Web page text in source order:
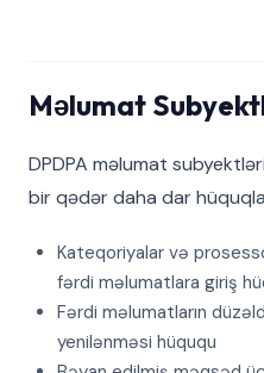
Məlumat
DPDPA məlumat
bir qədər daha dar
Kateqoriyalar və
fərdi məlumatlara giriş
Fərdi məlumatların
yenilənməsi hüququ